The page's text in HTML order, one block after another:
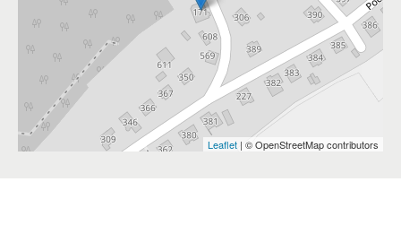
Leaflet | © OpenStreetMap contributors